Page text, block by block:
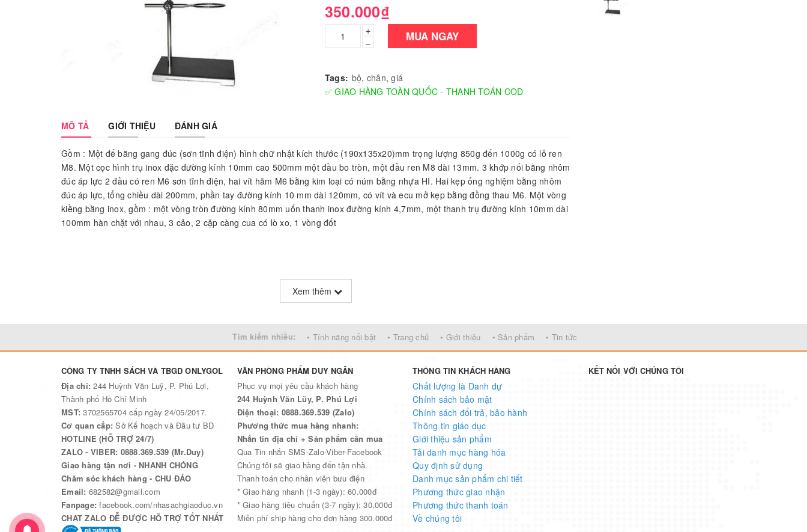
350.000₫
+
–
MUA NGAY
Tags: bộ, chân,giá
✅ GIAO HÀNG TOÀN QUỐC - THANH TOÁN COD
MÔ TẢ GIỚI THIỆU ĐÁNH GIÁ
Gồm : Một đế bằng gang đúc (sơn tĩnh điện) hình chữ nhật kích thước (190x135x20)mm trọng lượng 850g đến 1000g có lỗ ren
M8. Một cọc hình trụ inox đặc đường kính 10mm cao 500mm một đầu bo tròn, một đầu ren M8 dài 13mm. 3 khớp nối bằng nhôm
đúc áp lực 2 đầu có ren M6 sơn tĩnh điện, hai vít hãm M6 bằng kim loại có núm bằng nhựa HI. Hai kẹp ống nghiệm bằng nhôm
đúc áp lực, tổng chiều dài 200mm, phần tay đường kính 10 mm dài 120mm, có vít và ecu mở kẹp bằng đồng thau M6. Một vòng
kiềng bằng inox, gồm : một vòng tròn đường kính 80mm uốn thanh inox đường kính 4,7mm, một thanh trụ đường kính 10mm dài
100mm hàn chặt với nhau, 3 cảo, 2 cặp càng cua có lò xo, 1 vòng đốt
Xem thêm
Tìm kiếm nhiều: • Tính năng nổi bật • Trang chủ • Giới thiệu • Sản phẩm • Tin tức
CÔNG TY TNHH SÁCH VÀ TBGD ONLYGOL
Địa chỉ:244 Huỳnh Văn Luỹ, P. Phú Lợi,
Thành phố Hồ Chí Minh
MST:3702565704 cấp ngày 24/05/2017.
Cơ quan cấp:Sở Kế hoạch và Đầu tư BD
HOTLINE (HỖ TRỢ 24/7)
ZALO - VIBER: 0888.369.539 (Mr.Duy)
Giao hàng tận nơi - NHANH CHÓNG
Chăm sóc khách hàng - CHU ĐÁO
Email: 682582@gmail.com
Fanpage:facebook.com/nhasachgiaoduc.vn
CHAT ZALO ĐỄ ĐƯỢC HỖ TRỢ TỐT NHẤT
VĂN PHÒNG PHẨM DUY NGÂN
Phục vụ mọi yêu cầu khách hàng
244 Huỳnh Văn Lũy, P. Phú Lợi
Điện thoại: 0888.369.539 (Zalo)
Phương thức mua hàng nhanh:
Nhắn tin địa chỉ + Sản phẩm cần mua
Qua Tin nhắn SMS-Zalo-Viber-Facebook
Chúng tôi sẽ giao hàng đến tận nhà.
Thanh toán cho nhân viên bưu điện
* Giao hàng nhanh (1-3 ngày): 60.000đ
* Giao hàng tiêu chuẩn (3-7 ngày): 30.000đ
Miễn phí ship hàng cho đơn hàng 300.000đ
THÔNG TIN KHÁCH HÀNG
Chất lượng là Danh dự
Chính sách bảo mật
Chính sách đổi trả, bảo hành
Thông tin giáo dục
Giới thiệu sản phẩm
Tải danh mục hàng hóa
Quy định sử dụng
Danh mục sản phẩm chi tiết
Phương thức giao nhận
Phương thức thanh toán
Về chúng tôi
KẾT NỐI VỚI CHÚNG TÔI